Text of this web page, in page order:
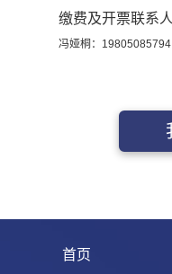
缴费及开票联系人
冯娅桐： 19805085794,
首页